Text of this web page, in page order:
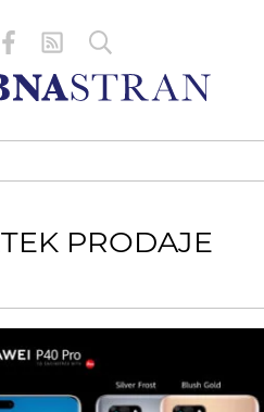
PRODAJE